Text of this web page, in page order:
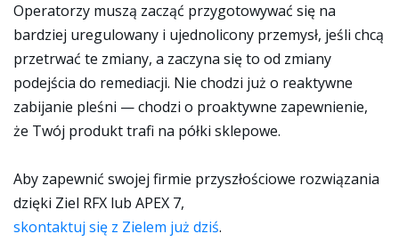
Operatorzy muszą zacząć przygotowywać się na
bardziej uregulowany i ujednolicony przemysł, jeśli chcą
przetrwać te zmiany, a zaczyna się to od zmiany
podejścia do remediacji. Nie chodzi już o reaktywne
zabijanie pleśni — chodzi o proaktywne zapewnienie,
że Twój produkt trafi na półki sklepowe.
Aby zapewnić swojej firmie przyszłościowe rozwiązania
dzięki Ziel RFX lub APEX 7,
skontaktuj się z Zielem już dziś.